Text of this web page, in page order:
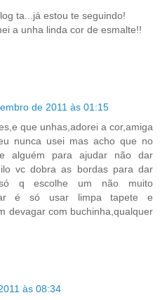
ta...já estou te seguindo!
a unha linda cor de esmalte!!
de 2011 às 01:15
que unhas,adorei a cor,amiga
nunca usei mas acho que no
alguém para ajudar não dar
vc dobra as bordas para dar
q escolhe um não muito
é só usar limpa tapete e
devagar com buchinha,qualquer
às 08:34